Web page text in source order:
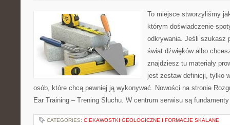
To miejsce stworzyliśmy
którym doświadczenie
odkrywania. Jeśli szukasz
świat dźwięków albo
znajdziesz tu materiały
jest zestaw definicji, tylko
osób, które chcą pewniej ją wykonywać. Nowości na stronie
Ear Training – Trening Słuchu. W centrum serwisu są
CATEGORIES: CIEKAWOSTKI GEOLOGICZNE I FORMACJE SKALANE